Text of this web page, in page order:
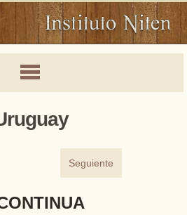
Seguiente